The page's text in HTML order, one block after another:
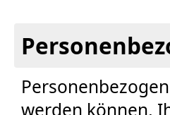
werden können,